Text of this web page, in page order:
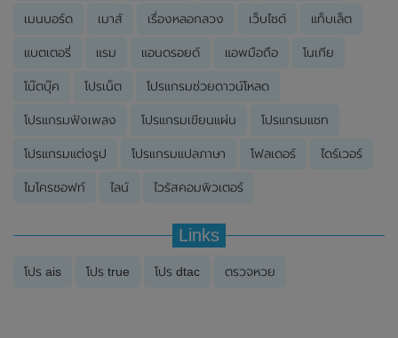
เมนบอร์ด เมาส์ เรื่องหลอกลวง เว็บไซต์ แท็บเล็ต
แบตเตอรี่ แรม แอนดรอยด์ แอพมือถือ โนเกีย
โน๊ตบุ๊ค โปรเน็ต โปรแกรมช่วยดาวน์โหลด
โปรแกรมฟังเพลง โปรแกรมเขียนแผ่น โปรแกรมแชท
โปรแกรมแต่งรูป โปรแกรมแปลภาษา โฟลเดอร์ ไดร์เวอร์
ไมโครซอฟท์ ไลน์ ไวรัสคอมพิวเตอร์
Links
โปร ais โปร true โปร dtac ตรวจหวย